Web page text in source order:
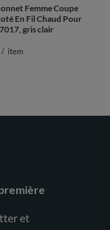
Femme Coupe
En Fil Chaud Pour
gris clair
/ item
et